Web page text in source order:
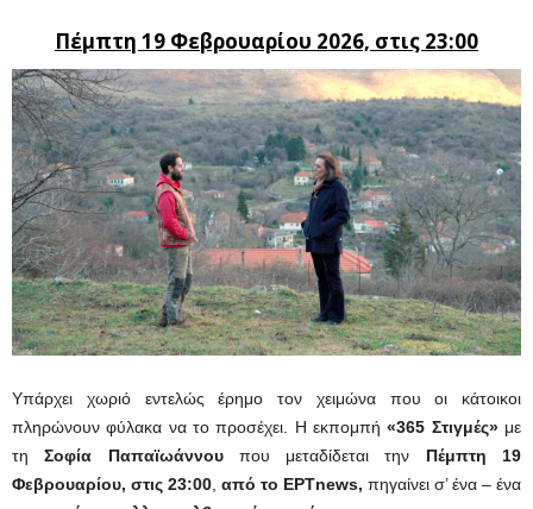
Πέμπτη 19 Φεβρουαρίου 2026, στις 23:00
Υπάρχει χωριό εντελώς έρημο τον χειμώνα που οι κάτοικοι
πληρώνουν φύλακα να το προσέχει. Η εκπομπή«365 Στιγμές»με
τηΣοφία Παπαϊωάννου που μεταδίδεται την Πέμπτη 19
Φεβρουαρίου, στις 23:00 από το ΕΡΤnews, πηγαίνει σ’ ένα – ένα